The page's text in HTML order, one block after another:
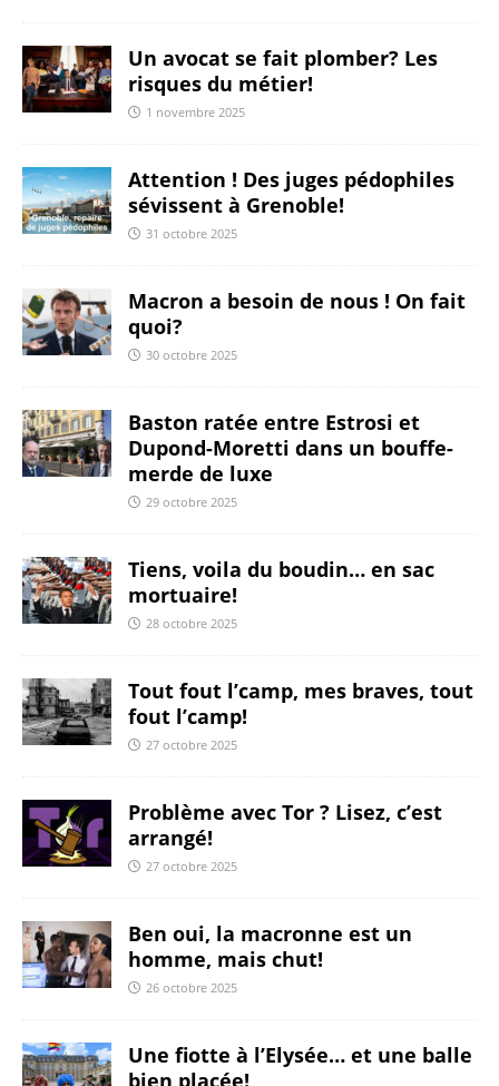
Un avocat se fait plomber? Les
risques du métier!
1 novembre 2025
Attention ! Des juges pédophiles
sévissent à Grenoble!
31 octobre 2025
Macron a besoin de nous ! On fait
quoi?
30 octobre 2025
Baston ratée entre Estrosi et
Dupond-Moretti dans un bouffe-
merde de luxe
29 octobre 2025
Tiens, voila du boudin… en sac
mortuaire!
28 octobre 2025
Tout fout l’camp, mes braves, tout
fout l’camp!
27 octobre 2025
Problème avec Tor ? Lisez, c’est
arrangé!
27 octobre 2025
Ben oui, la macronne est un
homme, mais chut!
26 octobre 2025
Une fiotte à l’Elysée… et une balle
bien placée!